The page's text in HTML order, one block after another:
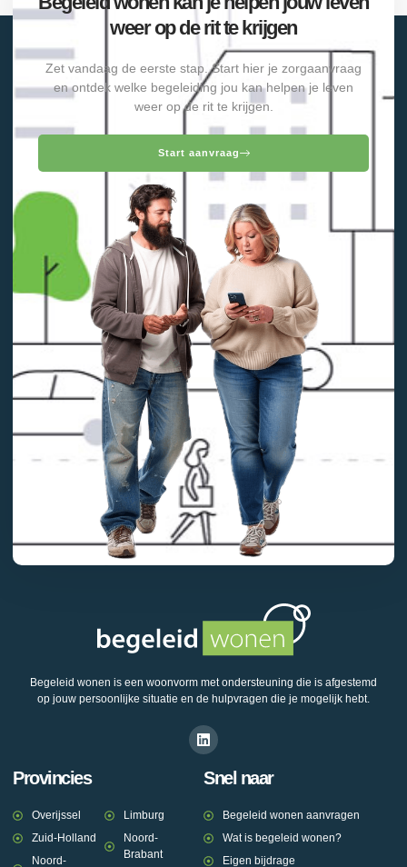
weer op de rit te krijgen
Zet vandaag de eerste stap. Start hier je zorgaanvraag
en ontdek welke begeleiding jou kan helpen je leven
weer op de rit te krijgen.
Start aanvraag
Begeleid wonen is een woonvorm met ondersteuning die is afgestemd
op jouw persoonlijke situatie en de hulpvragen die je mogelijk hebt.
Provincies
Overijssel
Zuid-Holland
Noord-
Limburg
Noord-
Brabant
Snel naar
Begeleid wonen aanvragen
Wat is begeleid wonen?
Eigen bijdrage